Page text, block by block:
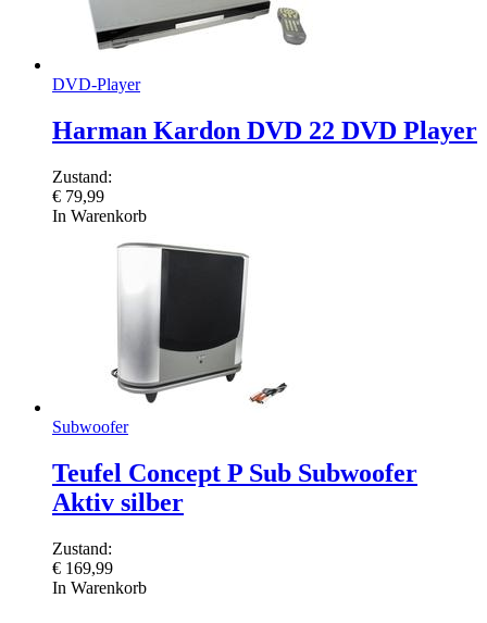
DVD-Player
Harman Kardon DVD 22 DVD Player
Zustand:
€ 79,99
In Warenkorb
Subwoofer
Teufel Concept P Sub Subwoofer
Aktiv silber
Zustand:
€ 169,99
In Warenkorb